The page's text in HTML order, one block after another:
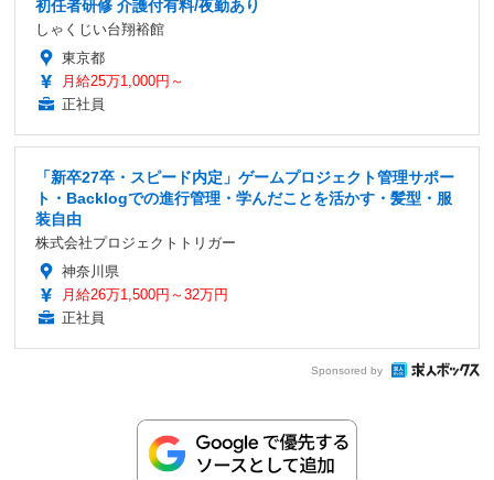
初任者研修 介護付有料/夜勤あり
しゃくじい台翔裕館
東京都
月給25万1,000円～
正社員
「新卒27卒・スピード内定」ゲームプロジェクト管理サポー
ト・Backlogでの進行管理・学んだことを活かす・髪型・服
装自由
株式会社プロジェクトトリガー
神奈川県
月給26万1,500円～32万円
正社員
Sponsored by